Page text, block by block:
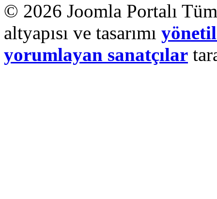
© 2026 Joomla Portalı Tüm
altyapısı ve tasarımı
yorumlayan sanatçılar